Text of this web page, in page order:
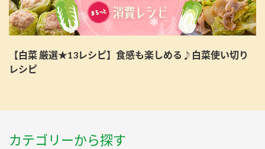
【白菜 厳選★13レシピ】食感も楽しめる♪白菜使い切り
レシピ
カテゴリーから探す